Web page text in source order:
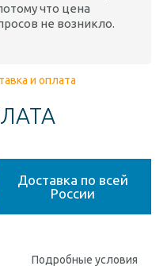
что цена
не возникло.
и оплата
Доставка по всей
России
Подробные условия